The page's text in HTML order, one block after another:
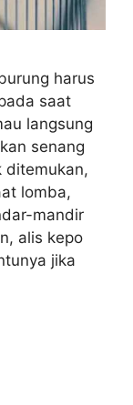
harus
saat
langsung
senang
ditemukan,
lomba,
mandir
alis kepo
jika